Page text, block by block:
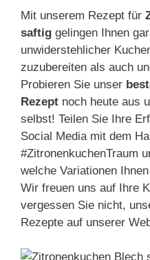
Mit unserem Rezept für
saftig gelingen Ihnen
unwiderstehlicher
zuzubereiten als auch
Probieren Sie unser
Rezept noch heute aus
selbst! Teilen Sie Ihre
Social Media mit dem
#ZitronenkuchenTraum
welche Variationen
Wir freuen uns auf Ihre
vergessen Sie nicht,
Rezepte auf unserer